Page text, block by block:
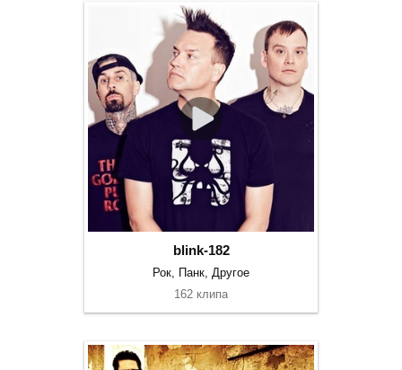
blink-182
Рок, Панк, Другое
162 клипа